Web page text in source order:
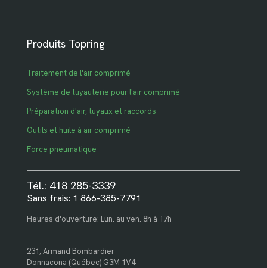
Produits Topring
Traitement de l'air comprimé
Système de tuyauterie pour l'air comprimé
Préparation d'air, tuyaux et raccords
Outils et huile à air comprimé
Force pneumatique
Tél.: 418 285-3339
Sans frais: 1 866-385-7791
Heures d'ouverture: Lun. au ven. 8h à 17h
231, Armand Bombardier
Donnacona (Québec) G3M 1V4